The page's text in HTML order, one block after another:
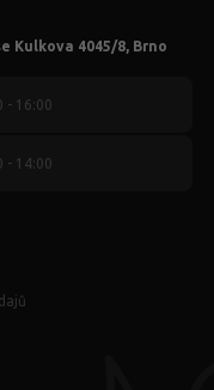
Kulkova 4045/8, Brno
- 16:00
- 14:00